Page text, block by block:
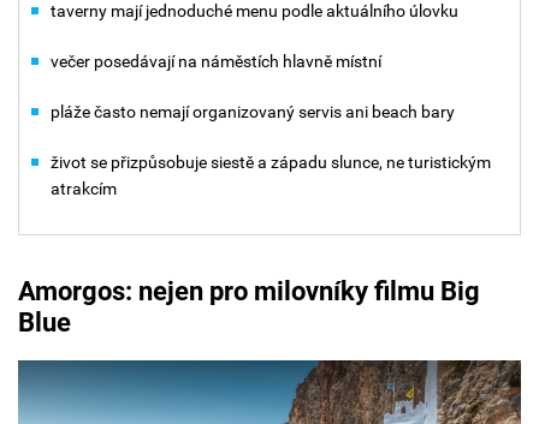
taverny mají jednoduché menu podle aktuálního úlovku
večer posedávají na náměstích hlavně místní
pláže často nemají organizovaný servis ani beach bary
život se přizpůsobuje siestě a západu slunce, ne turistickým
atrakcím
Amorgos: nejen pro milovníky filmu Big
Blue